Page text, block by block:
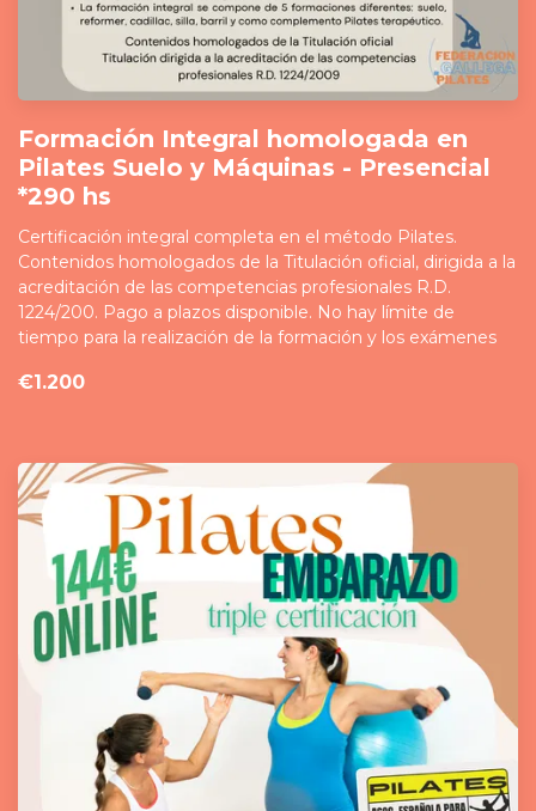
Formación Integral homologada en
Pilates Suelo y Máquinas - Presencial
*290 hs
Certificación integral completa en el método Pilates.
Contenidos homologados de la Titulación oficial, dirigida a la
acreditación de las competencias profesionales R.D.
1224/200. Pago a plazos disponible. No hay límite de
tiempo para la realización de la formación y los exámenes
€1.200